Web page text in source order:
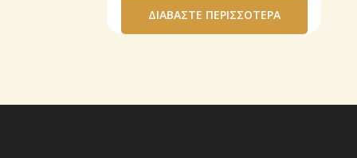
ΔΙΑΒΆΣΤΕ ΠΕΡΙΣΣΌΤΕΡΑ